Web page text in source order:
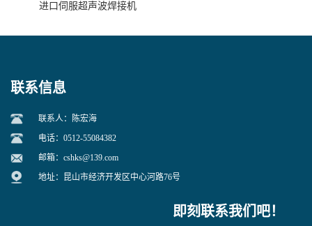
进口伺服超声波焊接机
联系信息
联系人：陈宏海
电话：0512-55084382
邮箱： cshks@139.com
地址：昆山市经济开发区中心河路76号
即刻联系我们吧！